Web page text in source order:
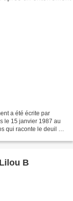
a été écrite par
le 15 janvier 1987 au
qui raconte le deuil de
B